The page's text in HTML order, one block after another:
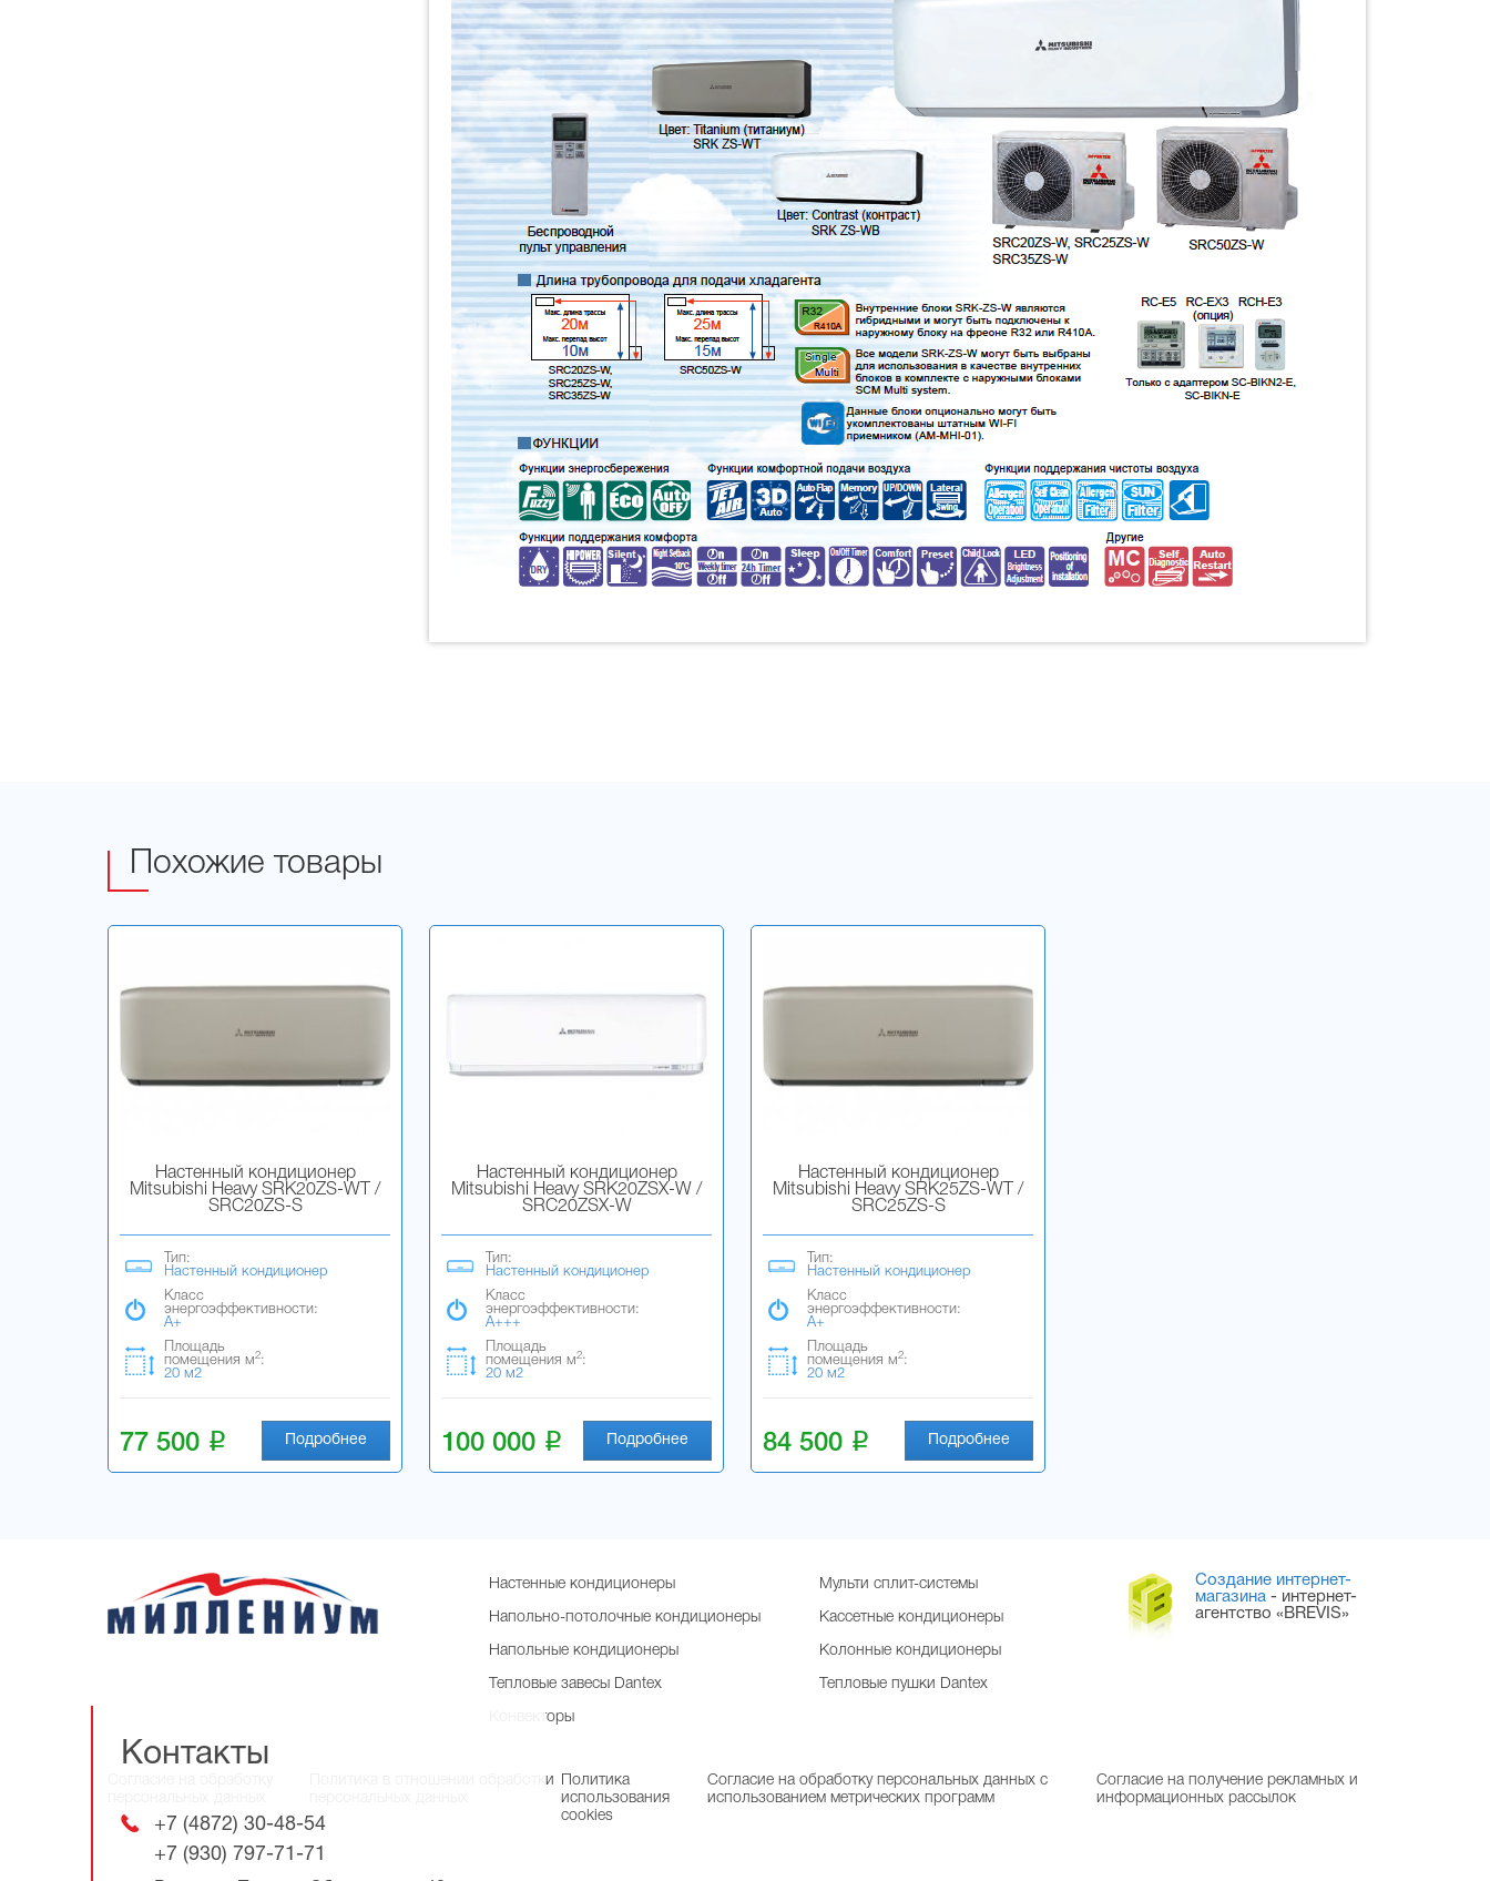
Похожие товары
Настенный кондиционер
Mitsubishi Heavy SRK20ZS-WT /
SRC20ZS-S
Тип:
Настенный кондиционер
Класс
энергоэффективности:
A+
Площадь
помещения м2:
20 м2
77 500 i Подробнее
Настенный кондиционер
Mitsubishi Heavy SRK20ZSX-W /
SRC20ZSX-W
Тип:
Настенный кондиционер
Класс
энергоэффективности:
A+++
Площадь
помещения м2:
20 м2
100 000 i Подробнее
Настенный кондиционер
Mitsubishi Heavy SRK25ZS-WT /
SRC25ZS-S
Тип:
Настенный кондиционер
Класс
энергоэффективности:
A+
Площадь
помещения м2:
20 м2
84 500 i Подробнее
Контакты
+7 (4872) 30-48-54
+7 (930) 797-71-71
Настенные кондиционеры Мульти сплит-системы
Напольно-потолочные кондиционеры Кассетные кондиционеры
Напольные кондиционеры Колонные кондиционеры
Тепловые завесы Dantex Тепловые пушки Dantex
Конвекторы
Создание интернет-
магазина - интернет-
агентство «BREVIS»
Политика в отношении обработки
Политика
использования
cookies
Согласие на обработку персональных данных с
использованием метрических программ
Согласие на получение рекламных и
информационных рассылок